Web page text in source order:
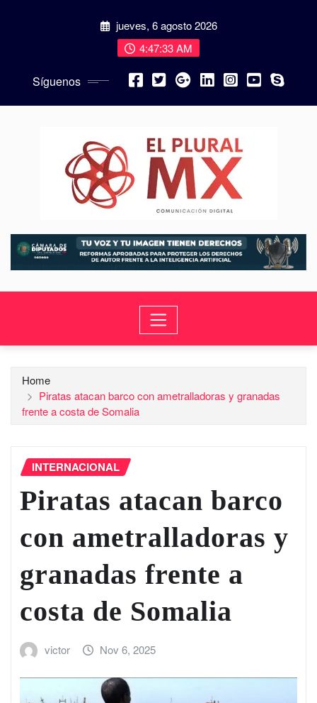
jueves, 6 agosto 2026
4:47:34 AM
Síguenos
Home
Piratas atacan barco con ametralladoras y granadas
frente a costa de Somalia
INTERNACIONAL
Piratas atacan barco
con ametralladoras y
granadas frente a
costa de Somalia
victor Nov 6, 2025